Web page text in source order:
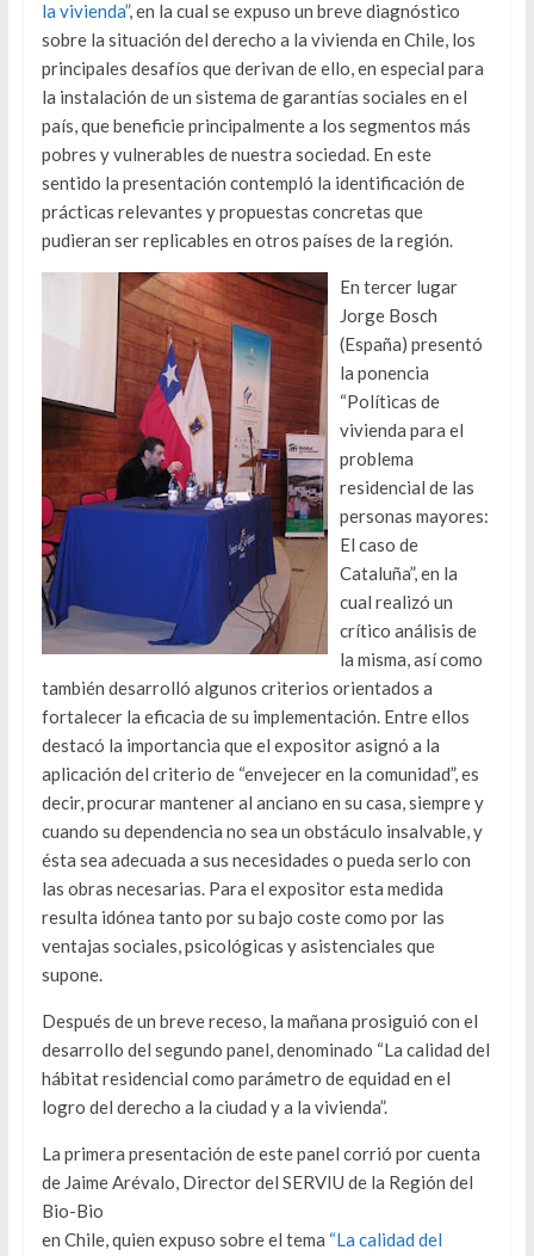
la vivienda”, en la cual se expuso un breve diagnóstico
sobre la situación del derecho a la vivienda en Chile, los
principales desafíos que derivan de ello, en especial para
la instalación de un sistema de garantías sociales en el
país, que beneficie principalmente a los segmentos más
pobres y vulnerables de nuestra sociedad. En este
sentido la presentación contempló la identificación de
prácticas relevantes y propuestas concretas que
pudieran ser replicables en otros países de la región.
En tercer lugar
Jorge Bosch
(España) presentó
la ponencia
“Políticas de
vivienda para el
problema
residencial de las
personas mayores:
El caso de
Cataluña”, en la
cual realizó un
crítico análisis de
la misma, así como
también desarrolló algunos criterios orientados a
fortalecer la eficacia de su implementación. Entre ellos
destacó la importancia que el expositor asignó a la
aplicación del criterio de “envejecer en la comunidad”, es
decir, procurar mantener al anciano en su casa, siempre y
cuando su dependencia no sea un obstáculo insalvable, y
ésta sea adecuada a sus necesidades o pueda serlo con
las obras necesarias. Para el expositor esta medida
resulta idónea tanto por su bajo coste como por las
ventajas sociales, psicológicas y asistenciales que
supone.
Después de un breve receso, la mañana prosiguió con el
desarrollo del segundo panel, denominado “La calidad del
hábitat residencial como parámetro de equidad en el
logro del derecho a la ciudad y a la vivienda”.
La primera presentación de este panel corrió por cuenta
de Jaime Arévalo, Director del SERVIU de la Región del
Bio-Bio
en Chile, quien expuso sobre el tema “La calidad del